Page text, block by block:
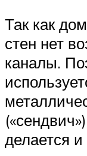
Так как
стен нет
каналы.
делается